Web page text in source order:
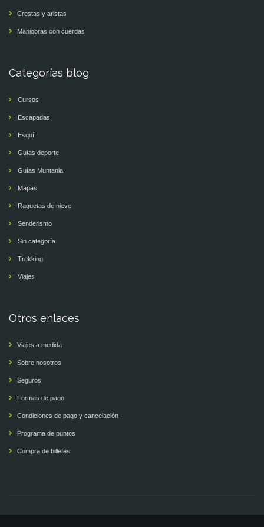
Crestas y aristas
Maniobras con cuerdas
Categorías blog
Cursos
Escapadas
Esquí
Guías deporte
Guías Muntania
Mapas
Raquetas de nieve
Senderismo
Sin categoría
Trekking
Viajes
Otros enlaces
Viajes a medida
Sobre nosotros
Seguros
Formas de pago
Condiciones de pago y cancelación
Programa de puntos
Compra de billetes